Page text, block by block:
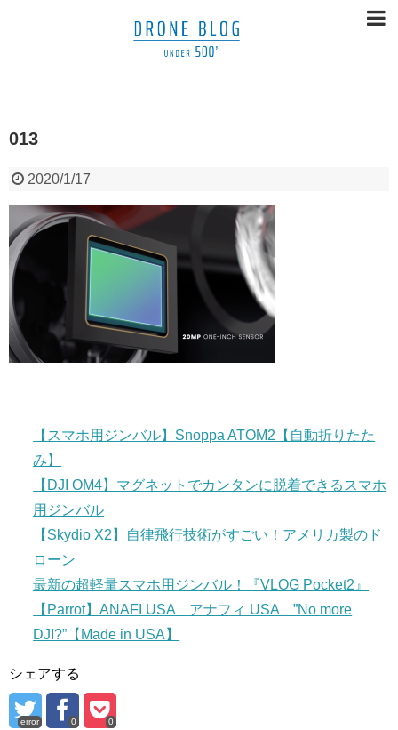
013
2020/1/17
【スマホ用ジンバル】Snoppa ATOM2【自動折りたた
み】
【DJI OM4】マグネットでカンタンに脱着できるスマホ
用ジンバル
【Skydio X2】自律飛行技術がすごい！アメリカ製のド
ローン
最新の超軽量スマホ用ジンバル！『VLOG Pocket2』
【Parrot】ANAFI USA アナフィ USA ”No more
DJI?”【Made in USA】
シェアする
error 0 0